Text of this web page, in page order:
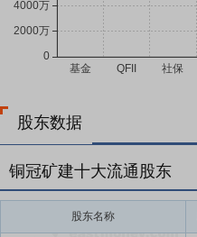
股东数据
铜冠矿建十大流通股东
股东名称